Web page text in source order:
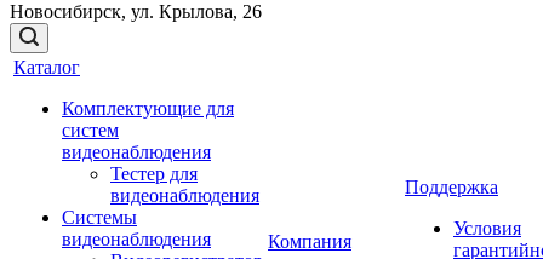
Новосибирск, ул. Крылова, 26
Каталог
Комплектующие для
систем
видеонаблюдения
Тестер для
видеонаблюдения
Системы
видеонаблюдения
Компания
Поддержка
Условия